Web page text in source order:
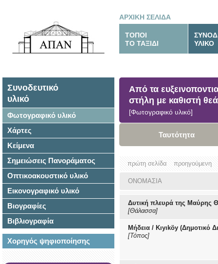
ΑΡΧΙΚΗ ΣΕΛΙΔΑ
ΤΟΠΟΙ
ΤΟ ΤΑΞΙΔΙ
ΥΛΙΚΟ
Συνοδευτικό
υλικό
Φωτογραφικό υλικό
Χάρτες
Κείμενα
Σημειώσεις Πανοράματος
Οπτικοακουστικό υλικό
Εικονογραφικό υλικό
Βιογραφίες
Βιβλιογραφία
Χορηγός ψηφιοποίησης
Από τα
στήλη με καθιστή θεά
[Φωτογραφικό υλικό]
Ταυτότητα
πρώτη σελίδα προηγούμενη
ΟΝΟΜΑΣΙΑ
Δυτική πλευρά της Μαύρης
[Θάλασσα]
Μήδεια / Kıyıköy (Δημοτικό
[Τόπος]